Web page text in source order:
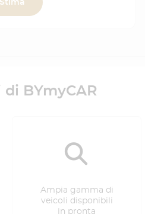
Stima
di BYmyCAR
Ampia gamma di
veicoli disponibili
in pronta